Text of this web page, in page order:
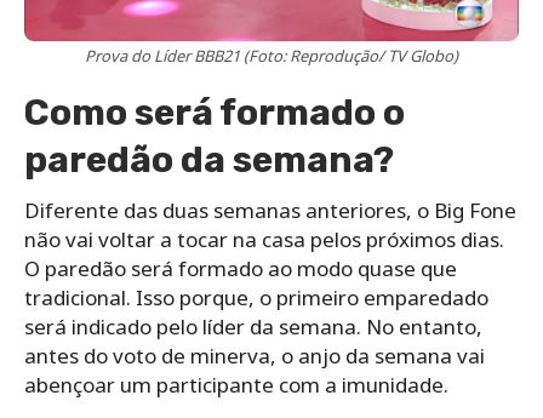
Prova do Líder BBB21 (Foto: Reprodução/ TV Globo)
Como será formado o
paredão da semana?
Diferente das duas semanas anteriores, o Big Fone
não vai voltar a tocar na casa pelos próximos dias.
O paredão será formado ao modo quase que
tradicional. Isso porque, o primeiro emparedado
será indicado pelo líder da semana. No entanto,
antes do voto de minerva, o anjo da semana vai
abençoar um participante com a imunidade.